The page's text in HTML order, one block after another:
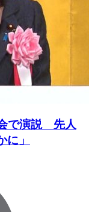
で演説 先人
」